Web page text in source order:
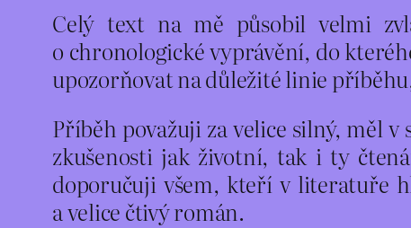
Celý text na mě působil velmi
o chronologické vyprávění, do
upozorňovat na důležité linie
Příběh považuji za velice silný, měl
zkušenosti jak životní, tak i ty
doporučuji všem, kteří v literatuře
a velice čtivý román.